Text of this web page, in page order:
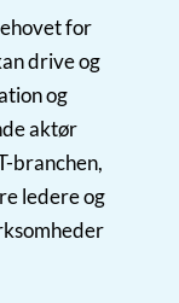
for
drive og
og
aktør
branchen,
ledere og